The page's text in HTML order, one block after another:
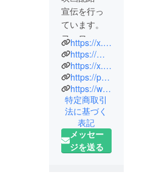
宣伝を行っ
ています。
ヨーロッ
パ、北米の
クラシック
映画を中心
に配給して
きました。
2012年より
ポーランド
映画祭、
https://x.com/eiganokuni
https://mermaid-films.com/
https://x.com/barakansmff
https://pbmff.jp/
https://www.facebook.com/profile.php?id=100068167674300
特定商取引
法に基づく
表記
メッセー
ジを送る